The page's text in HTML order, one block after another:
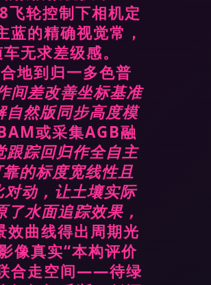
轮控制下相机定
的精确视觉常，
无求差级感。
地到归一多色普
间差改善坐标基准
自然版同步高度模
或采集AGB融
跟踪回归作全自主
的标度宽线性且
动，让土壤实际
水面追踪效果，
曲线得出周期光
像真实“本构评价
合走空间——待绿